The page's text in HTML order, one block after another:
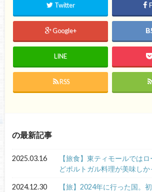
Twitter
Google+
LINE
RSS
の最新記事
2025.03.16
【旅食】東ティモールでは
どポルトガル料理が美味しか
2024.12.30
【旅】2024年に行った国。